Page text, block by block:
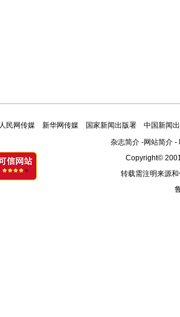
人民网传媒 新华网传媒 国家新闻出版署
中国新闻
杂志简介-网站简介-
Copyright©
转载需注明来源